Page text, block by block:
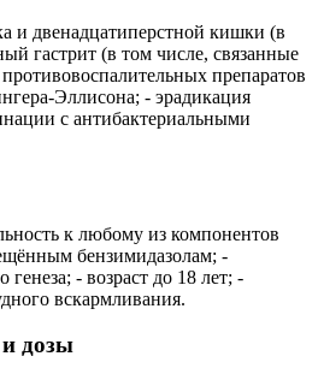
и двенадцатиперстной кишки (в
гастрит (в том числе, связанные
препаратов
Эллисона; - эрадикация
с антибактериальными
к любому из компонентов
бензимидазолам; -
генеза; - возраст до 18 лет; -
вскармливания.
дозы